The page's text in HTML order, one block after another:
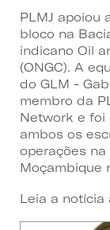
PLMJ apoiou
bloco na
indicano Oil
(ONGC). A
do GLM -
membro da
Network e foi
ambos os
operações
Moçambique
Leia a notícia